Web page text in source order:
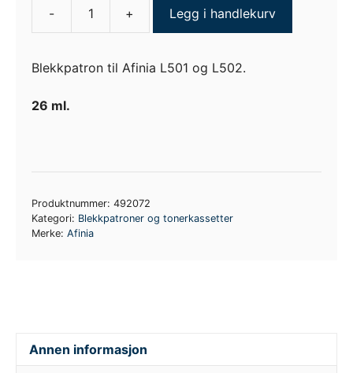
-
Afinia
Magenta
Ink
+ Legg i handlekurv
Blekkpatron til Afinia L501 og L502.
26 ml.
Produktnummer: 492072
Kategori: Blekkpatroner og tonerkassetter
Merke: Afinia
Annen informasjon